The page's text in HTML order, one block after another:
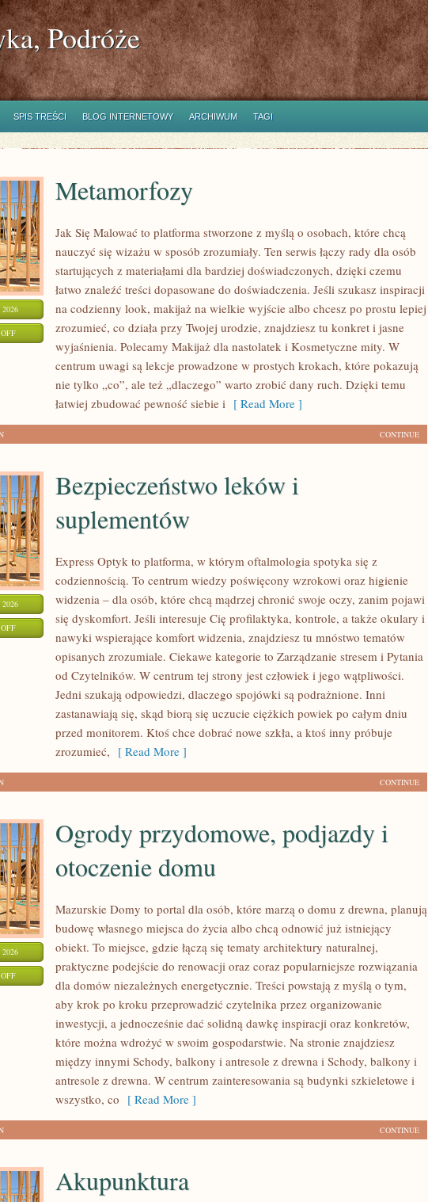
Podróże
SPIS TREŚCI BLOG INTERNETOWY ARCHIWUM TAGI
ON
METAMORFOZY
Metamorfozy
Jak Się Malować to platforma stworzone z myślą o osobach, które chcą
nauczyć się wizażu w sposób zrozumiały. Ten serwis łączy rady dla osób
startujących z materiałami dla bardziej doświadczonych, dzięki czemu
łatwo znaleźć treści dopasowane do doświadczenia. Jeśli szukasz inspiracji
na codzienny look, makijaż na wielkie wyjście albo chcesz po prostu lepiej
zrozumieć, co działa przy Twojej urodzie, znajdziesz tu konkret i jasne
wyjaśnienia. Polecamy Makijaż dla nastolatek i Kosmetyczne mity. W
centrum uwagi są lekcje prowadzone w prostych krokach, które pokazują
nie tylko „co”, ale też „dlaczego” warto zrobić dany ruch. Dzięki temu
łatwiej zbudować pewność siebie i [ Read More ]
CONTINUE
ON
BEZPIECZEŃSTWO
Bezpieczeństwo leków i
suplementów
Express Optyk to platforma, w którym oftalmologia spotyka się z
codziennością. To centrum wiedzy poświęcony wzrokowi oraz higienie
widzenia – dla osób, które chcą mądrzej chronić swoje oczy, zanim pojawi
się dyskomfort. Jeśli interesuje Cię profilaktyka, kontrole, a także okulary i
nawyki wspierające komfort widzenia, znajdziesz tu mnóstwo tematów
opisanych zrozumiale. Ciekawe kategorie to Zarządzanie stresem i Pytania
od Czytelników. W centrum tej strony jest człowiek i jego wątpliwości.
Jedni szukają odpowiedzi, dlaczego spojówki są podrażnione. Inni
zastanawiają się, skąd biorą się uczucie ciężkich powiek po całym dniu
przed monitorem. Ktoś chce dobrać nowe szkła, a ktoś inny próbuje
zrozumieć, [ Read More ]
CONTINUE
ON
PRZYDOMOWE,
Ogrody przydomowe, podjazdy i
otoczenie domu
Mazurskie Domy to portal dla osób, które marzą o domu z drewna, planują
budowę własnego miejsca do życia albo chcą odnowić już istniejący
obiekt. To miejsce, gdzie łączą się tematy architektury naturalnej,
praktyczne podejście do renowacji oraz coraz popularniejsze rozwiązania
dla domów niezależnych energetycznie. Treści powstają z myślą o tym,
aby krok po kroku przeprowadzić czytelnika przez organizowanie
inwestycji, a jednocześnie dać solidną dawkę inspiracji oraz konkretów,
które można wdrożyć w swoim gospodarstwie. Na stronie znajdziesz
między innymi Schody, balkony i antresole z drewna i Schody, balkony i
antresole z drewna. W centrum zainteresowania są budynki szkieletowe i
wszystko, co [ Read More ]
CONTINUE
Akupunktura